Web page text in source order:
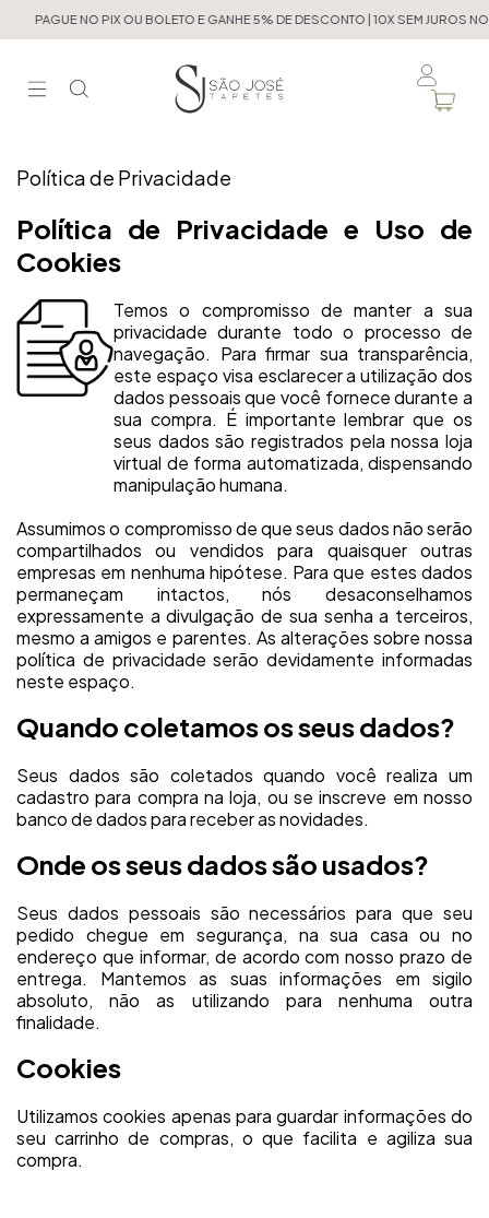
PAGUE NO PIX OU BOLETO E GANHE 5% DE DESCONTO | 10X SEM JUROS NO
Política de Privacidade
Política de Privacidade e Uso de
Cookies
Temos o compromisso de manter a sua
privacidade durante todo o processo de
navegação. Para firmar sua transparência,
este espaço visa esclarecer a utilização dos
dados pessoais que você fornece durante a
sua compra. É importante lembrar que os
seus dados são registrados pela nossa loja
virtual de forma automatizada, dispensando
manipulação humana.
Assumimos o compromisso de que seus dados não serão
compartilhados ou vendidos para quaisquer outras
empresas em nenhuma hipótese. Para que estes dados
permaneçam intactos, nós desaconselhamos
expressamente a divulgação de sua senha a terceiros,
mesmo a amigos e parentes. As alterações sobre nossa
política de privacidade serão devidamente informadas
neste espaço.
Quando coletamos os seus dados?
Seus dados são coletados quando você realiza um
cadastro para compra na loja, ou se inscreve em nosso
banco de dados para receber as novidades.
Onde os seus dados são usados?
Seus dados pessoais são necessários para que seu
pedido chegue em segurança, na sua casa ou no
endereço que informar, de acordo com nosso prazo de
entrega. Mantemos as suas informações em sigilo
absoluto, não as utilizando para nenhuma outra
finalidade.
Cookies
Utilizamos cookies apenas para guardar informações do
seu carrinho de compras, o que facilita e agiliza sua
compra.